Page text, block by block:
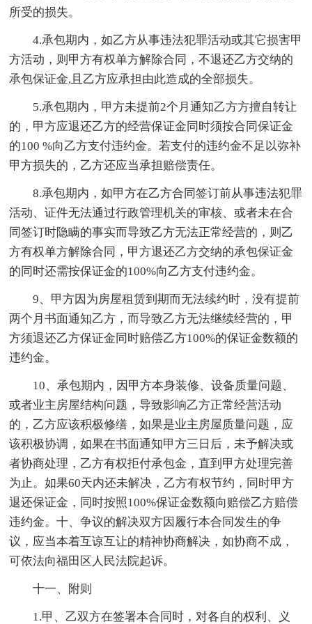
所受的损失。
4.承包期内，如乙方从事违法犯罪活动或其它损害甲
方活动，则甲方有权单方解除合同，不退还乙方交纳的
承包保证金,且乙方应承担由此造成的全部损失。
5.承包期内，甲方未提前2个月通知乙方方擅自转让
的，甲方应退还乙方的经营保证金同时须按合同保证金
的100 %向乙方支付违约金。若支付的违约金不足以弥补
甲方损失的，乙方还应当承担赔偿责任。
8.承包期内，如甲方在乙方合同签订前从事违法犯罪
活动、证件无法通过行政管理机关的审核、或者未在合
同签订时隐瞒的事实而导致乙方无法正常经营的，则乙
方有权单方解除合同，甲方退还乙方交纳的承包保证金
的同时还需按保证金的100%向乙方支付违约金。
9、甲方因为房屋租赁到期而无法续约时，没有提前
两个月书面通知乙方，而导致乙方无法继续经营的，甲
方须退还乙方保证金同时赔偿乙方100%的保证金数额的
违约金。
10、承包期内，因甲方本身装修、设备质量问题、
或者业主房屋结构问题，导致影响乙方正常经营活动
的，乙方应该积极修缮，如果是业主房屋质量问题，应
该积极协调，如果在书面通知甲方三日后，未予解决或
者协商处理，乙方有权拒付承包金，直到甲方处理完善
为止。如果60天内还未解决，乙方有权节约，同时甲方
退还保证金，同时按照100%保证金数额向赔偿乙方赔偿
违约金。十、争议的解决双方因履行本合同发生的争
议，应当本着互谅互让的精神协商解决，如协商不成，
可依法向福田区人民法院起诉。
十一、附则
1.甲、乙双方在签署本合同时，对各自的权利、义